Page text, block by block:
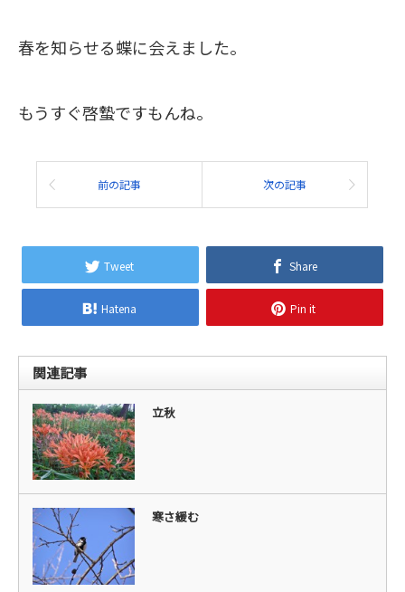
春を知らせる蝶に会えました。
もうすぐ啓蟄ですもんね。
前の記事 次の記事
Tweet Share
Hatena Pin it
関連記事
立秋
寒さ緩む